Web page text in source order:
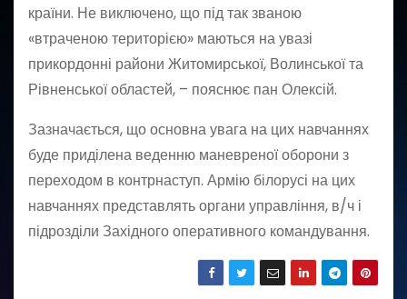
країни. Не виключено, що під так званою
«втраченою територією» маються на увазі
прикордонні райони Житомирської, Волинської та
Рівненської областей, – пояснює пан Олексій.
Зазначається, що основна увага на цих навчаннях
буде приділена веденню маневреної оборони з
переходом в контрнаступ. Армію білорусі на цих
навчаннях представлять органи управління, в/ч і
підрозділи Західного оперативного командування.